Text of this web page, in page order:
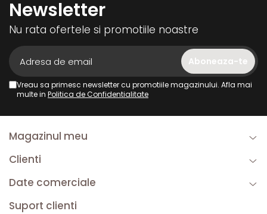
Newsletter
Nu rata ofertele si promotiile noastre
Vreau sa primesc newsletter cu promotiile magazinului. Afla mai
multe in Politica de Confidentialitate
Magazinul meu
Clienti
Date comerciale
Suport clienti